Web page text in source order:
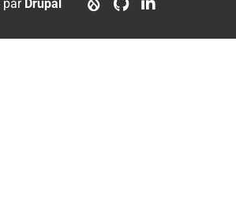
par Drupal